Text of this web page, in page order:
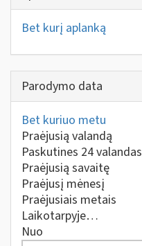
Bet kurį aplanką
Parodymo data
Bet kuriuo metu
Praėjusią valandą
Paskutines 24 valandas
Praėjusią savaitę
Praėjusį mėnesį
Praėjusiais metais
Laikotarpyje…
Nuo